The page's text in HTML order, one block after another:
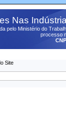
Nas
pelo Ministério do
processo
Site